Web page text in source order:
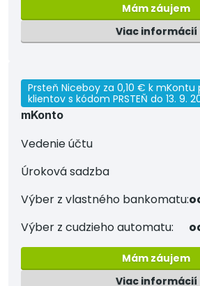
Mám záujem
Viac informácií
Prsteň Niceboy za 0,10 € k
klientov s kódom PRSTEŇ do 13. 9.
mKonto
Vedenie účtu
Úroková sadzba
Výber z vlastného bankomatu:
Výber z cudzieho automatu:
Mám záujem
Viac informácií